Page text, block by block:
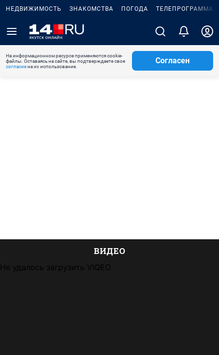
НЕДВИЖИМОСТЬ ЗНАКОМСТВА ПОГОДА ТЕЛЕПРОГРАММА
На информационном ресурсе применяются cookie-
файлы. Оставаясь на сайте, вы подтверждаете свое
согласиена их использование.
Согласен
ВИДЕО
Не удалось загрузить VIQEO